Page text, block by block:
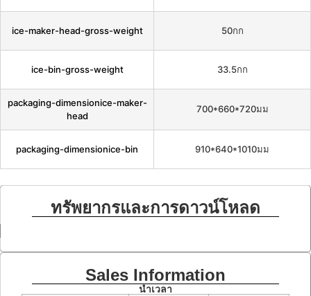
ice-maker-head-gross-weight 50กก
ice-bin-gross-weight 33.5กก
packaging-dimensionice-maker-
head
700*660*720มม
packaging-dimensionice-bin 910*640*1010มม
ทรัพยากรและการดาวน์โหลด
Sales Information
นำเวลา